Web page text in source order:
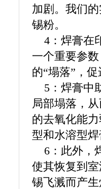
加剧。我们
锡粉。
4：焊膏在
一个重要参
的“塌落”，
5：焊膏中
局部塌落，
的去氧化能
型和水溶型
6：此外，
使其恢复到
锡飞溅而产